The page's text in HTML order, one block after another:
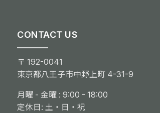
CONTACT US
〒 192-0041
東京都八王子市中野上町 4-31-9
月曜 - 金曜 : 9:00 - 18:00
定休日: 土・日・祝